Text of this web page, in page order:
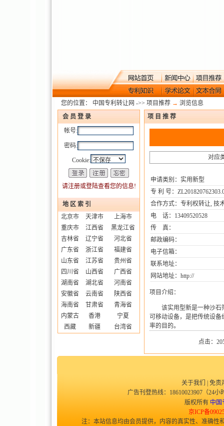
您的位置： 中国专利转让网 ->> 项目推荐 → 浏览信息
会 员 登 录
帐号:
密码:
Cookie:
请注册或登陆查看您的信息!
地 区 索 引
北京市
天津市
上海市
重庆市
江西省
黑龙江省
吉林省
辽宁省
河北省
广东省
浙江省
福建省
山东省
江苏省
贵州省
四川省
山西省
广西省
湖南省
湖北省
河南省
安徽省
云南省
陕西省
海南省
甘肃省
青海省
内蒙古
香港
宁夏
西藏
新疆 台湾省
项 目 推 荐
对应
申请类别：实用新型
专 利 号：
合作方式：专利权转让, 技
电 话：13409520528
传 真：
邮政编码：
电子信箱：
联系地址：
网站地址： http://
项目介绍：
该实用型新是一种沙石
可移动设备，是把传统设
率的目的。
点击：
关于我们
免责
广告刊登热线：18610023907（24
版权所有 中国
京ICP备
注：本站信息均由会员提供，内容的真实性、准确性